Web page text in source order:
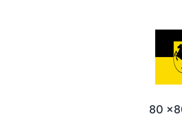
80